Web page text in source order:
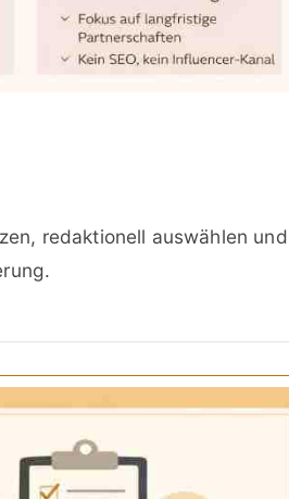
redaktionell auswählen und